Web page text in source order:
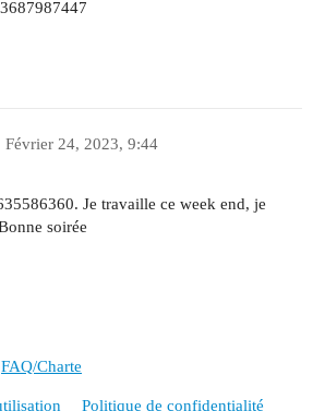
Février 24, 2023, 9:44
Je travaille ce week end, je
soirée
FAQ/Charte
Politique de confidentialité